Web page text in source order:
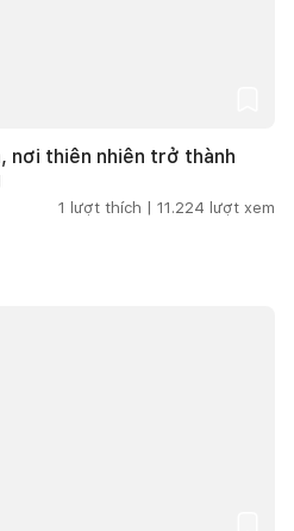
nơi thiên nhiên trở thành
1 lượt thích | 11.224 lượt xem